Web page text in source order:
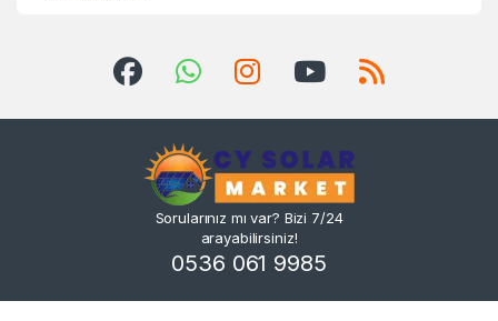
Sorularınız mı var? Bizi 7/24
arayabilirsiniz!
0536 061 9985